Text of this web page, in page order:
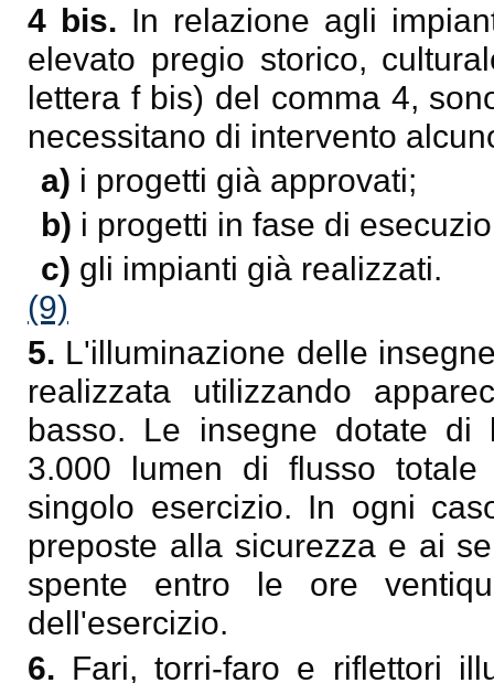
4 bis. In relazione agli
elevato pregio storico,
lettera f bis) del comma 4,
necessitano di intervento
a) i progetti già approvati;
b) i progetti in fase di
c) gli impianti già realizzati.
(9)
5. L'illuminazione delle
realizzata utilizzando
basso. Le insegne dotate
3.000 lumen di flusso
singolo esercizio. In ogni
preposte alla sicurezza e ai
spente entro le ore
dell'esercizio.
6. Fari, torri-faro e riflettori